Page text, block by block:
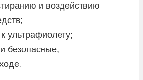
и воздействию
ультрафиолету;
безопасные;